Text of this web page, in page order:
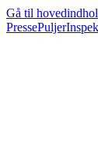
Gå til
PressePuljer